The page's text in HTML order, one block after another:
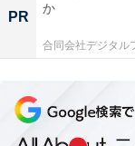
付与されたポイ
まではポイント
からはポイント
でよりも150日
PR
か
合同会社デジタル